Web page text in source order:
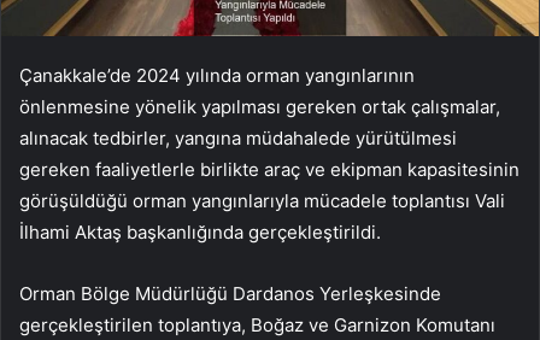
Çanakkale’de 2024 yılında orman yangınlarının
önlenmesine yönelik yapılması gereken ortak çalışmalar,
alınacak tedbirler, yangına müdahalede yürütülmesi
gereken faaliyetlerle birlikte araç ve ekipman kapasitesinin
görüşüldüğü orman yangınlarıyla mücadele toplantısı Vali
İlhami Aktaş başkanlığında gerçekleştirildi.
Orman Bölge Müdürlüğü Dardanos Yerleşkesinde
gerçekleştirilen toplantıya, Boğaz ve Garnizon Komutanı